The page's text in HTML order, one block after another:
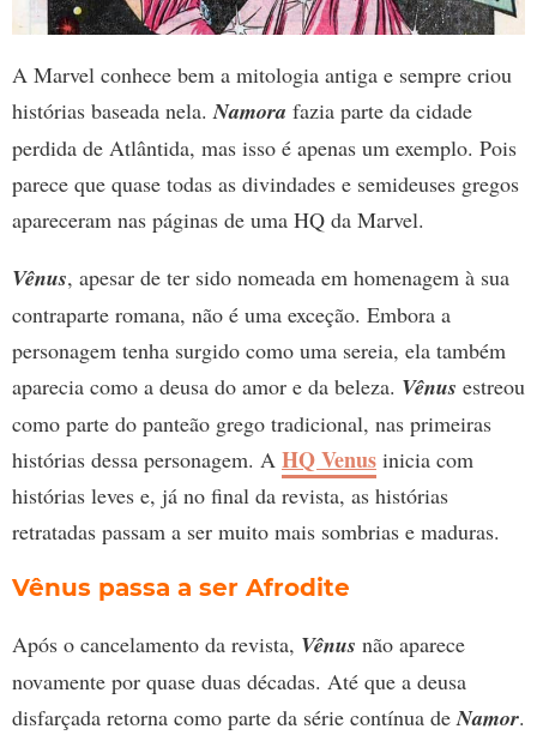
A Marvel conhece bem a mitologia antiga e sempre criou
histórias baseada nela.Namora fazia parte da cidade
perdida de Atlântida, mas isso é apenas um exemplo. Pois
parece que quase todas as divindades e semideuses gregos
apareceram nas páginas de uma HQ da Marvel.
Vênus, apesar de ter sido nomeada em homenagem à sua
contraparte romana, não é uma exceção. Embora a
personagem tenha surgido como uma sereia, ela também
aparecia como a deusa do amor e da beleza. Vênus estreou
como parte do panteão grego tradicional, nas primeiras
histórias dessa personagem. A HQ Venus inicia com
histórias leves e, já no final da revista, as histórias
retratadas passam a ser muito mais sombrias e maduras.
Vênus passa a ser Afrodite
Após o cancelamento da revista, Vênus não aparece
novamente por quase duas décadas. Até que a deusa
disfarçada retorna como parte da série contínua deNamor.